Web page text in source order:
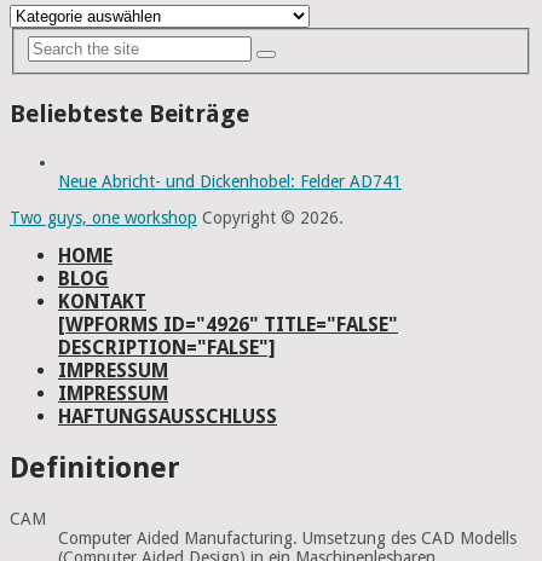
Kategorien
Beliebteste Beiträge
Neue Abricht- und Dickenhobel: Felder AD741
Two guys, one workshop Copyright © 2026.
HOME
BLOG
KONTAKT
[WPFORMS ID="4926" TITLE="FALSE"
DESCRIPTION="FALSE"]
IMPRESSUM
IMPRESSUM
HAFTUNGSAUSSCHLUSS
Definitioner
CAM
Computer Aided Manufacturing. Umsetzung des CAD Modells